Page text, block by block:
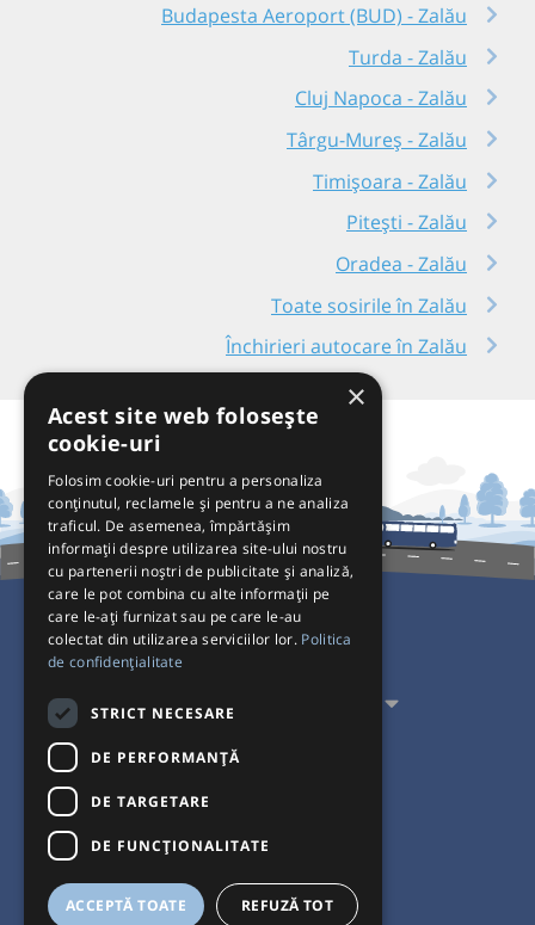
Budapesta Aeroport (BUD) - Zalău
Turda - Zalău
Cluj Napoca - Zalău
Târgu-Mureș - Zalău
Timișoara - Zalău
Pitești - Zalău
Oradea - Zalău
Toate sosirile în Zalău
Închirieri autocare în Zalău
Pentru Călători
Pentru Transportatori
Interacționăm
Acceptăm plăți cu
×
Acest site web folosește
cookie-uri
Folosim cookie-uri pentru a personaliza
conținutul, reclamele și pentru a ne analiza
traficul. De asemenea, împărtășim
informații despre utilizarea site-ului nostru
cu partenerii noștri de publicitate și analiză,
care le pot combina cu alte informații pe
care le-ați furnizat sau pe care le-au
colectat din utilizarea serviciilor lor. Politica
de confidențialitate
STRICT NECESARE
DE PERFORMANȚĂ
DE TARGETARE
DE FUNCŢIONALITATE
ACCEPTĂ TOATE REFUZĂ TOT